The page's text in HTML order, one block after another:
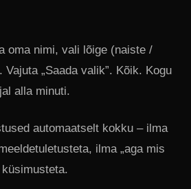
oma nimi, vali lõige (naiste /
„Saada valik”. Kõik. Kogu
alla minuti.
automaatselt kokku – ilma
ilma „aga mis